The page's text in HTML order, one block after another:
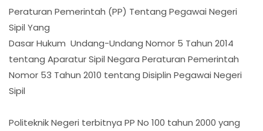
Peraturan Pemerintah (PP) Tentang Pegawai Negeri
Sipil Yang
Dasar Hukum Undang-Undang Nomor 5 Tahun 2014
tentang Aparatur Sipil Negara Peraturan Pemerintah
Nomor 53 Tahun 2010 tentang Disiplin Pegawai Negeri
Sipil
Politeknik Negeri terbitnya PP No 100 tahun 2000 yang